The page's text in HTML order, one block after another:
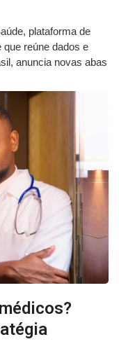
plataforma de
reúne dados e
anuncia novas abas